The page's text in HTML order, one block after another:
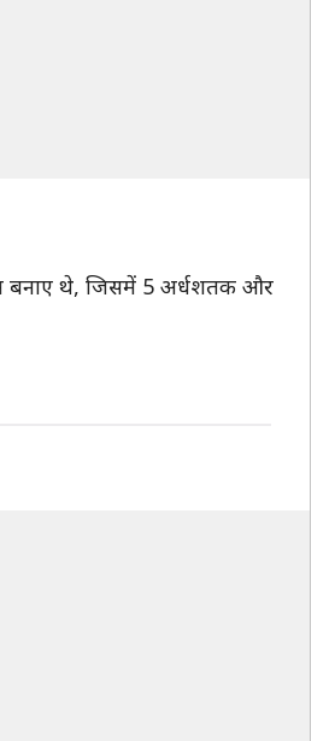
बनाए थे, जिसमें 5 अर्धशतक और